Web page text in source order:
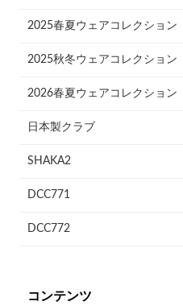
2025春夏ウェアコレクション
2025秋冬ウェアコレクション
2026春夏ウェアコレクション
日本製クラブ
SHAKA2
DCC771
DCC772
コンテンツ